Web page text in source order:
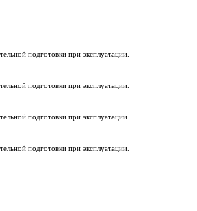
подготовки при эксплуатации.
подготовки при эксплуатации.
подготовки при эксплуатации.
подготовки при эксплуатации.